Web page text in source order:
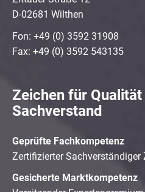
D-02681 Wilthen
Fon: +49 (0) 3592 31908
Fax: +49 (0) 3592 543135
Zeichen für Qualität
Sachverstand
Geprüfte Fachkompetenz
Zertifizierter Sachverständiger
Gesicherte Marktkompetenz